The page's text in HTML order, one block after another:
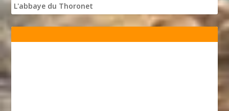
L'abbaye du Thoronet